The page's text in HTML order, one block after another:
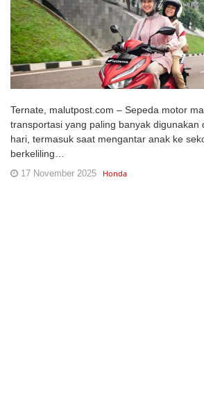
Ternate, malutpost.com – Sepeda motor
transportasi yang paling banyak digunakan
hari, termasuk saat mengantar anak ke
berkeliling…
17 November 2025 Honda